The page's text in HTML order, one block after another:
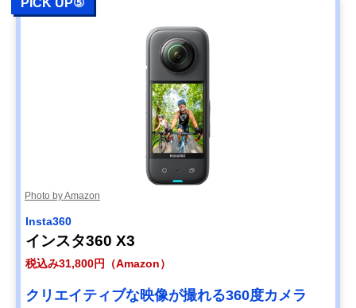
PICK UP⑤
Photo by Amazon
Insta360
インスタ360 X3
税込み31,800円（Amazon）
クリエイティブな映像が撮れる360度カメラ